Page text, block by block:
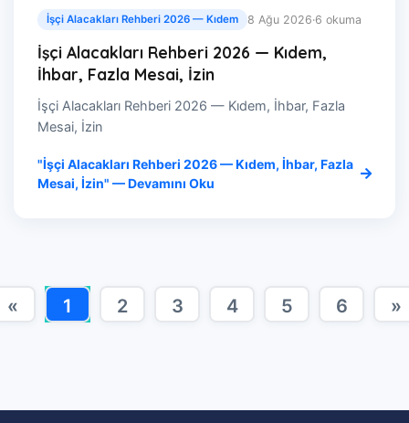
İşçi Alacakları Rehberi 2026 — Kıdem 8 Ağu 2026·6 okuma
İşçi Alacakları Rehberi 2026 — Kıdem,
İhbar, Fazla Mesai, İzin
İşçi Alacakları Rehberi 2026 — Kıdem, İhbar, Fazla
Mesai, İzin
"İşçi Alacakları Rehberi 2026 — Kıdem, İhbar, Fazla
Mesai, İzin" — Devamını Oku
« 1 2 3 4 5 6 »